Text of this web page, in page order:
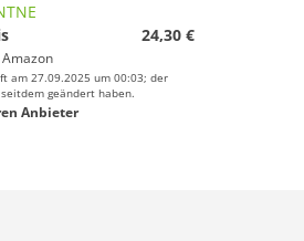
24,30 €
Amazon
am 27.09.2025 um 00:03; der
geändert haben.
Anbieter